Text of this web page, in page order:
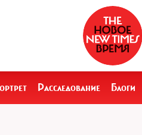
Расследование Блоги